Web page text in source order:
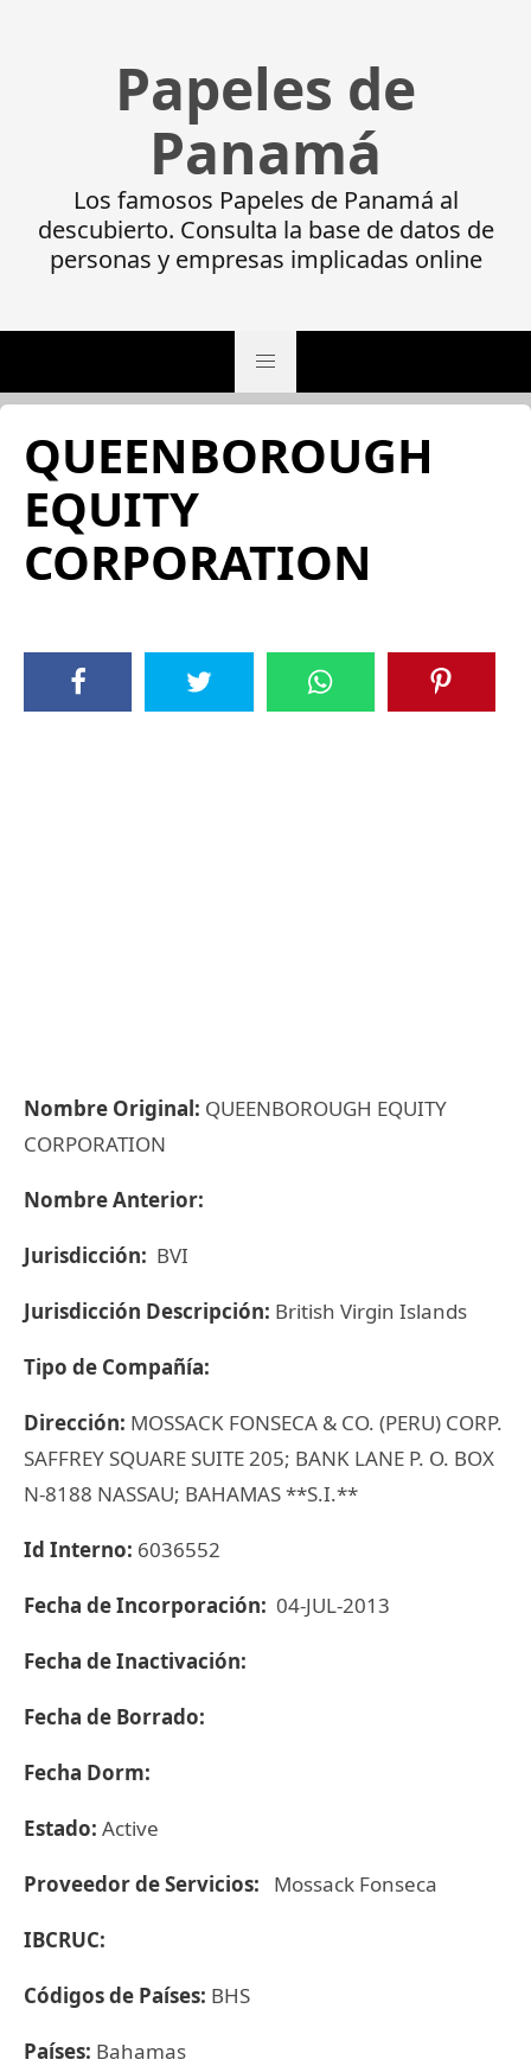
Papeles de
Panamá
Los famosos Papeles de Panamá al
descubierto. Consulta la base de datos de
personas y empresas implicadas online
QUEENBOROUGH
EQUITY
CORPORATION
Nombre Original: QUEENBOROUGH EQUITY
CORPORATION
Nombre Anterior:
Jurisdicción: BVI
Jurisdicción Descripción: British Virgin Islands
Tipo de Compañía:
Dirección: MOSSACK FONSECA & CO. (PERU) CORP.
SAFFREY SQUARE SUITE 205; BANK LANE P. O. BOX
N-8188 NASSAU; BAHAMAS **S.I.**
Id Interno: 6036552
Fecha de Incorporación: 04-JUL-2013
Fecha de Inactivación:
Fecha de Borrado:
Fecha Dorm:
Estado: Active
Proveedor de Servicios: Mossack Fonseca
IBCRUC:
Códigos de Países: BHS
Países: Bahamas